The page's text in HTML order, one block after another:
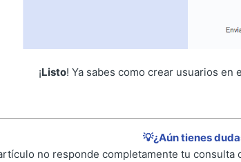
¡Listo! Ya sabes como crear usuarios en
💡¿Aún tienes
no responde completamente tu consulta